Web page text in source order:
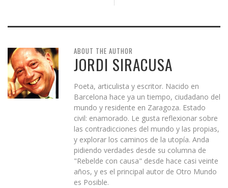
ABOUT THE AUTHOR
JORDI SIRACUSA
Poeta, articulista y escritor. Nacido en
Barcelona hace ya un tiempo, ciudadano del
mundo y residente en Zaragoza. Estado
civil: enamorado. Le gusta reflexionar sobre
las contradicciones del mundo y las propias,
y explorar los caminos de la utopía. Anda
pidiendo verdades desde su columna de
"Rebelde con causa" desde hace casi veinte
años, y es el principal autor de Otro Mundo
es Posible.